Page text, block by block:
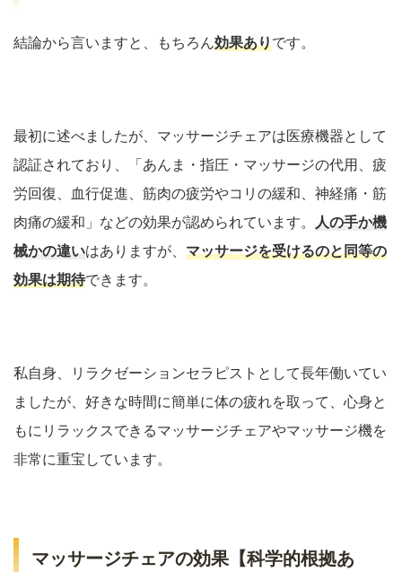
結論から言いますと、もちろん効果ありです。
最初に述べましたが、マッサージチェアは医療機器として
認証されており、「あんま・指圧・マッサージの代用、疲
労回復、血行促進、筋肉の疲労やコリの緩和、神経痛・筋
肉痛の緩和」などの効果が認められています。 人の手か機
械かの違いはありますが、 マッサージを受けるのと同等の
効果は期待できます。
私自身、リラクゼーションセラピストとして長年働いてい
ましたが、好きな時間に簡単に体の疲れを取って、心身と
もにリラックスできるマッサージチェアやマッサージ機を
非常に重宝しています。
マッサージチェアの効果【科学的根拠あ